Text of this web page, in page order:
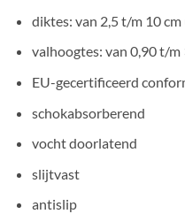
diktes: van 2,5 t/m 10 cm
valhoogtes: van 0,90 t/m
EU-gecertificeerd
schokabsorberend
vocht doorlatend
slijtvast
antislip